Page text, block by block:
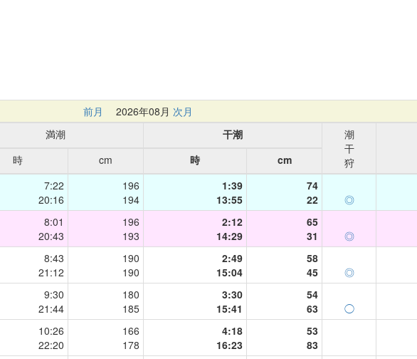
前月 2026年08月 次月
満潮 干潮
潮
干
狩
時
cm 時
cm
7:22
20:16
196
194
1:39
13:55
74
22
◎
8:01
20:43
196
193
2:12
14:29
65
31
◎
8:43
21:12
190
190
2:49
15:04
58
45
◎
9:30
21:44
180
185
3:30
15:41
54
63
◯
10:26
22:20
166
178
4:18
16:23
53
83